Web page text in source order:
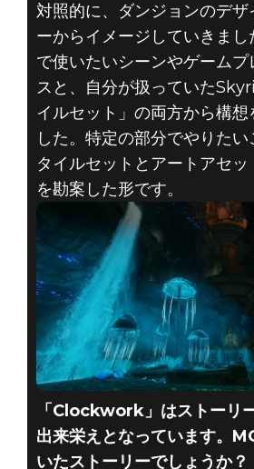
対照的に、ダンジョンのデザ
ーからイメージしていきま
で使いたいシーンやゲーム
スと、自分が扱っていた
イルセット」の両方から構想
した。特定の部分でやりた
タイルセットとアートアセッ
を勘案した形です。
「Clockwork」はストーリ
出来栄えとなっています。
いたストーリーでしょうか？